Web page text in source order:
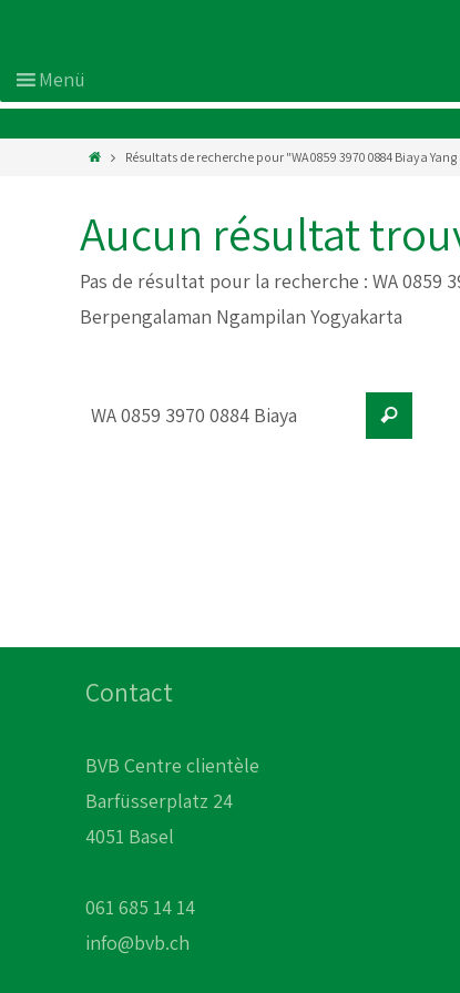
Résultats de recherche pour "WA 0859 3970 0884 Biaya
Aucun résultat
Pas de résultat pour la recherche : WA 0859
Berpengalaman Ngampilan Yogyakarta
Contact
BVB Centre clientèle
Barfüsserplatz 24
4051 Basel
061 685 14 14
info@bvb.ch